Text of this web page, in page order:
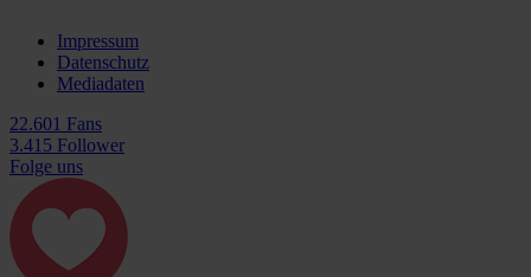
Impressum
Datenschutz
Mediadaten
22.601 Fans
3.415 Follower
Folge uns